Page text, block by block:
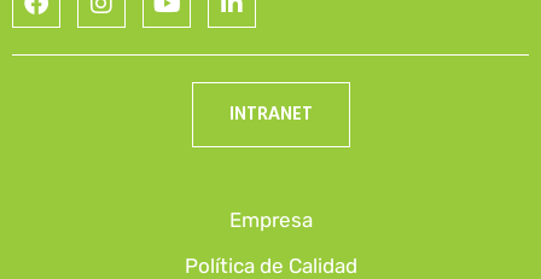
INTRANET
Empresa
Política de Calidad